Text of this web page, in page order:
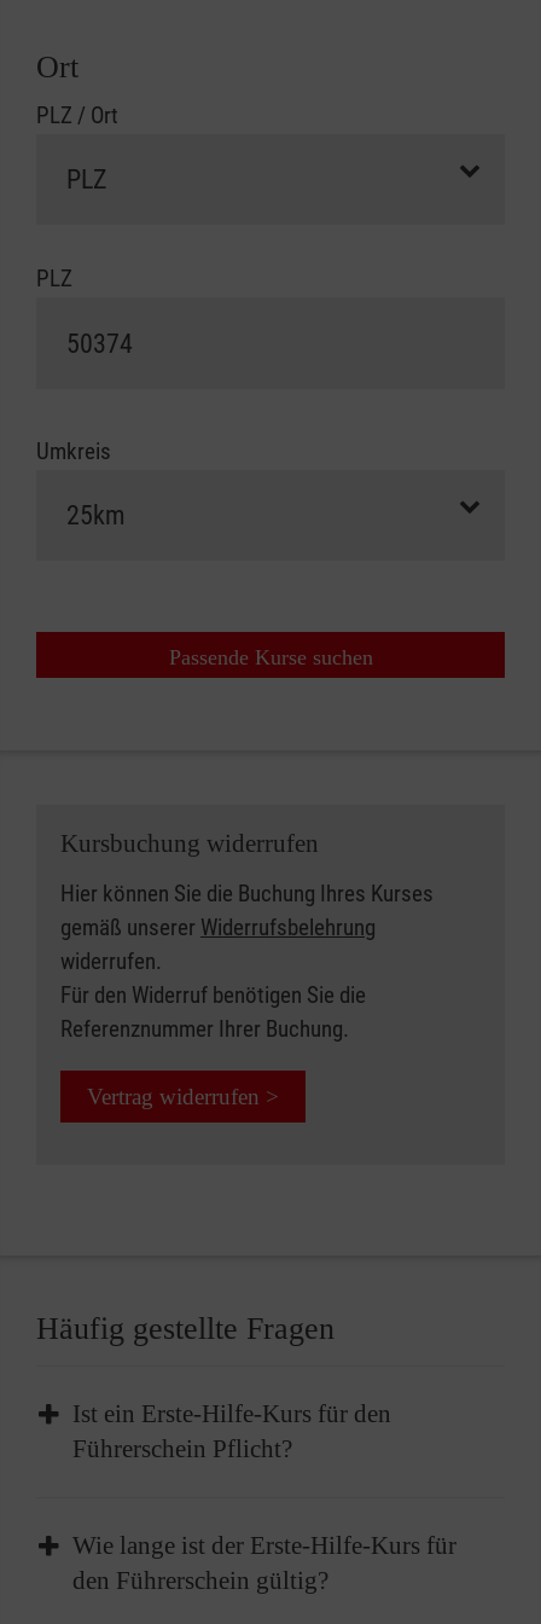
Ort
PLZ / Ort
PLZ
Umkreis
Passende Kurse suchen
Kursbuchung widerrufen
Hier können Sie die Buchung Ihres Kurses
gemäß unserer Widerrufsbelehrung
widerrufen.
Für den Widerruf benötigen Sie die
Referenznummer Ihrer Buchung.
Vertrag widerrufen >
Häufig gestellte Fragen
Ist ein Erste-Hilfe-Kurs für den
Führerschein Pflicht?
Die Teilnahme an einem Erste-Hilfe-Kurs ist
Pflicht, bevor Sie Ihren Führerschein erhalten
können. Vor der Führerscheinprüfung müssen
Wie lange ist der Erste-Hilfe-Kurs für
den Führerschein gültig?